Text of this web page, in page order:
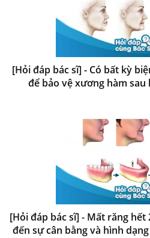
[Hỏi đáp bác sĩ] - Có bất kỳ
để bảo vệ xương hàm
[Hỏi đáp bác sĩ] - Mất răng
đến sự cân bằng và hình